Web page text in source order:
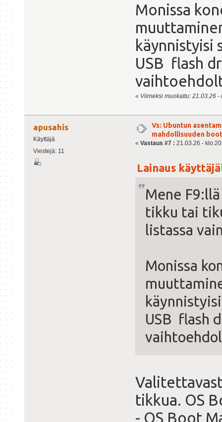
Monissa
käynnistyisi
USB flash
« Viimeksi muokattu: 21.03.26
apusahis
Käyttäjä
Viestejä: 11
Vs: Ubuntun
mahdollisuuden
« Vastaus #7 : 21.03.26 -
Lainaus
Mene
tikku tai
listassa
Monissa
USB flash
tikkua. OS
- OS Boot